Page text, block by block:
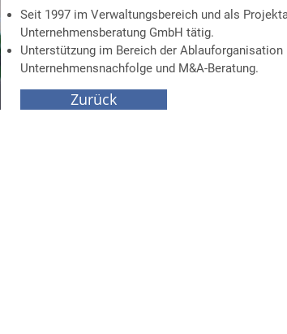
Seit 1997 im Verwaltungsbereich und als
Unternehmensberatung GmbH tätig.
Unterstützung im Bereich der
Unternehmensnachfolge und M&A-Beratung.
Zurück